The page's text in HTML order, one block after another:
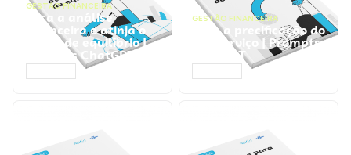
GESTÃO FINANCEIRA
Faça a análise
financeira e atinja o
ponto de equilíbrio |
Prompts ChatGPT
GESTÃO FINANCEIRA
Faça a precificação do
seu serviço | Prompts
ChatGPT